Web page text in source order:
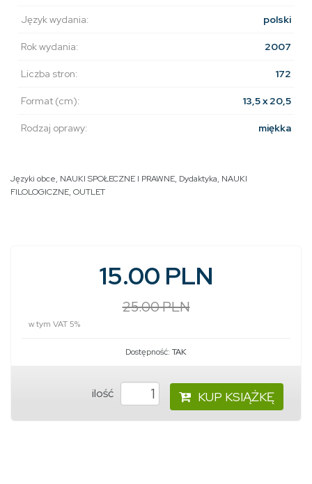
Język wydania: polski
Rok wydania: 2007
Liczba stron: 172
Format (cm): 13,5 x 20,5
Rodzaj oprawy: miękka
Języki obce, NAUKI SPOŁECZNE I PRAWNE, Dydaktyka, NAUKI
FILOLOGICZNE, OUTLET
15.00 PLN
25.00 PLN
w tym VAT 5%
Dostępność: TAK
ilość KUP KSIĄŻKĘ